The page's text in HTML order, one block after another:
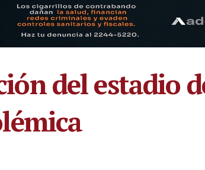
del estadio